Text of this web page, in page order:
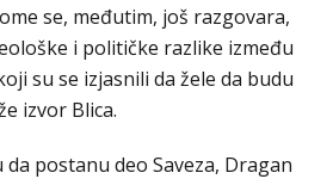
se, međutim, još razgovara,
i političke razlike između
su se izjasnili da žele da budu
izvor Blica.
postanu deo Saveza, Dragan